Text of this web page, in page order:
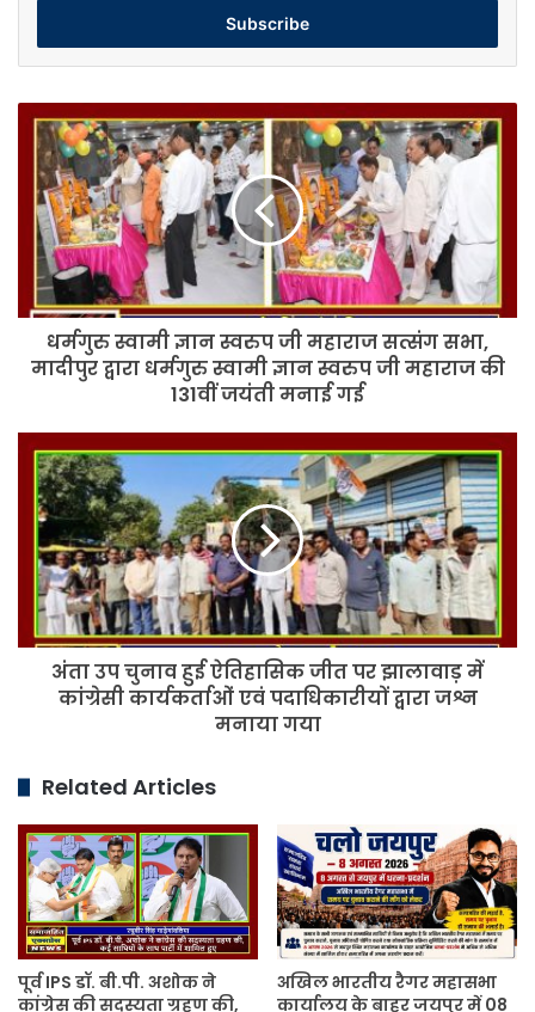
धर्मगुरु
स्वामी
स्वरुप
महाराज
सत्संग
सभा,
मादीपुर
धर्मगुरु
स्वरुप
महाराज
131वीं
जयंती
मनाई
धर्मगुरु स्वामी ज्ञान स्वरुप जी महाराज सत्संग सभा,
मादीपुर द्वारा धर्मगुरु स्वामी ज्ञान स्वरुप जी महाराज की
131वीं जयंती मनाई गई
चुनाव
ऐतिहासिक
जीत
झालावाड़
में
कांग्रेसी
कार्यकर्ताओं
जश्न
गया
अंता उप चुनाव हुई ऐतिहासिक जीत पर झालावाड़ में
कांग्रेसी कार्यकर्ताओं एवं पदाधिकारीयों द्वारा जश्न
मनाया गया
Related Articles
पूर्व IPS डॉ. बी.पी. अशोक ने
कांग्रेस की सदस्यता ग्रहण की,
अखिल भारतीय रैगर महासभा
कार्यालय के बाहर जयपुर में 08